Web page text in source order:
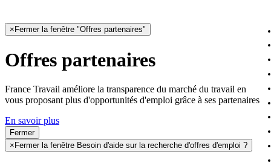
× Fermer la fenêtre "Offres partenaires"
Offres partenaires
France Travail améliore la transparence du marché du travail en
vous proposant plus d'opportunités d'emploi grâce à ses partenaires
En savoir plus
Fermer
× Fermer la fenêtre Besoin d'aide sur la recherche d'offres d'emploi ?